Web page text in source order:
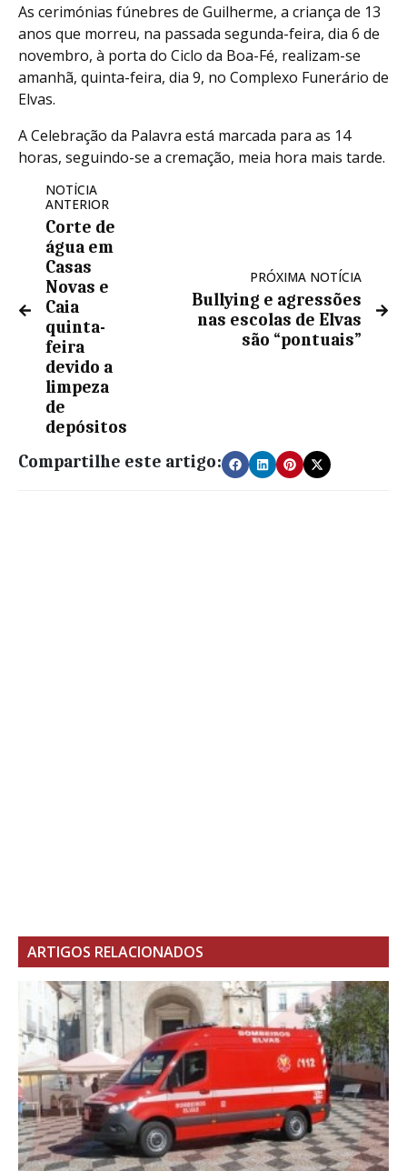
As cerimónias fúnebres de Guilherme, a criança de 13
anos que morreu, na passada segunda-feira, dia 6 de
novembro, à porta do Ciclo da Boa-Fé, realizam-se
amanhã, quinta-feira, dia 9, no Complexo Funerário de
Elvas.
A Celebração da Palavra está marcada para as 14
horas, seguindo-se a cremação, meia hora mais tarde.
NOTÍCIA
ANTERIOR
Corte de
água em
Casas
Novas e
Caia
quinta-
feira
devido a
limpeza
de
depósitos
PRÓXIMA NOTÍCIA
Bullying e agressões
nas escolas de Elvas
são “pontuais”
Compartilhe este artigo:
ARTIGOS RELACIONADOS